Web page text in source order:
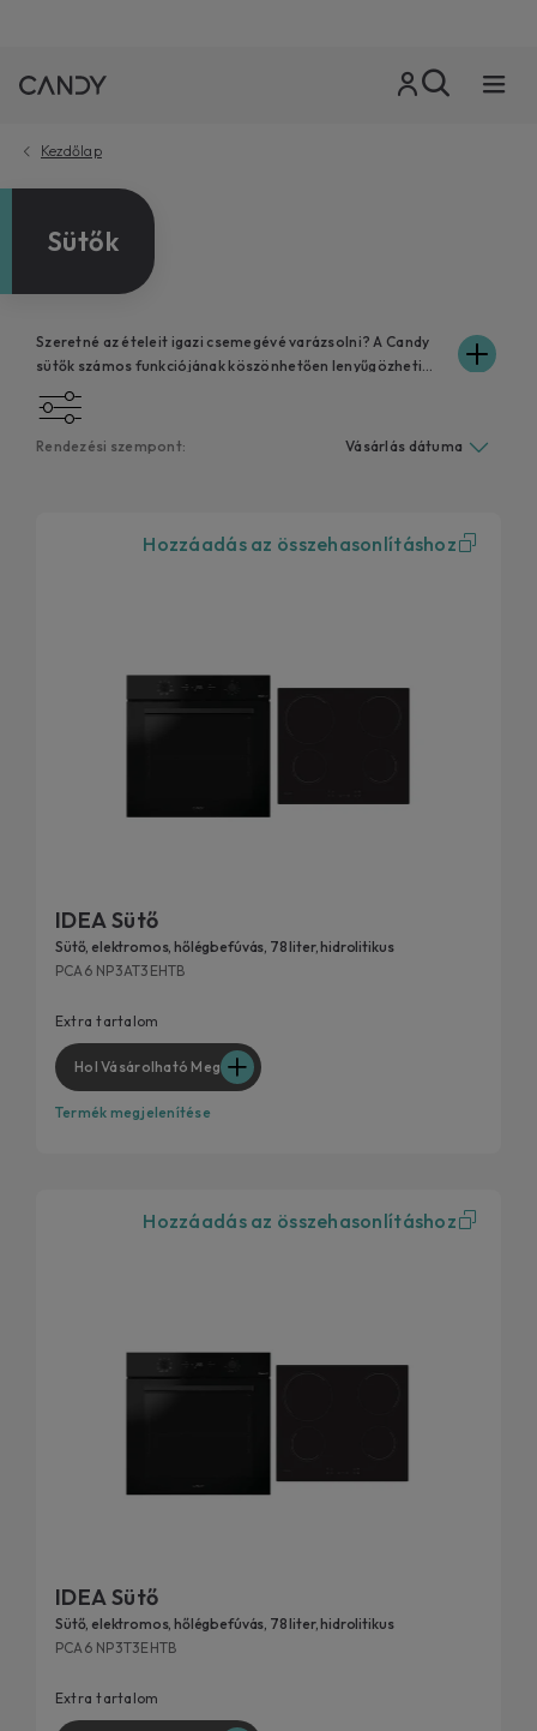
Kezdőlap
Sütők
Szeretné az ételeit igazi csemegévé varázsolni? A Candy
sütők számos funkciójának köszönhetően lenyűgözheti
vendégeit, és minden ételt ugyanolyan profin készíthet el,
mint egy képzett séf. Készítsen pizzát vagy süteményt
családjának gyorsan és egyszerűen. A lineáris formák
köszönhetően csak néhány lépésre van szükség ahhoz,
Rendezési szempont:
Hozzáadás az összehasonlításhoz
IDEA Sütő
Sütő, elektromos, hőlégbefúvás, 78 liter, hidrolitikus
PCA6 NP3AT3EHTB
Extra tartalom
Hol Vásárolható Meg
Termék megjelenítése
Hozzáadás az összehasonlításhoz
IDEA Sütő
Sütő, elektromos, hőlégbefúvás, 78 liter, hidrolitikus
PCA6 NP3T3EHTB
Extra tartalom